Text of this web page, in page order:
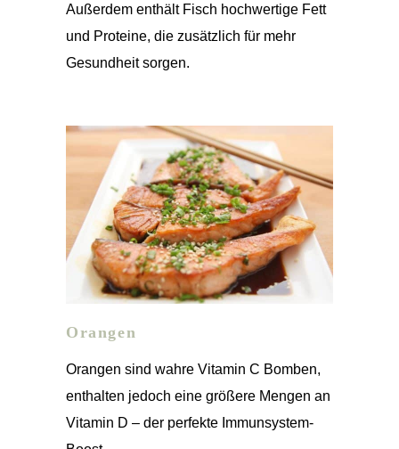
Außerdem enthält Fisch hochwertige Fett
und Proteine, die zusätzlich für mehr
Gesundheit sorgen.
Orangen
Orangen sind wahre Vitamin C Bomben,
enthalten jedoch eine größere Mengen an
Vitamin D – der perfekte Immunsystem-